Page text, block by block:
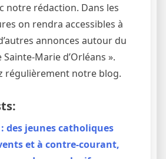
notre rédaction. Dans les
on rendra accessibles à
annonces autour du
Marie d’Orléans ».
régulièrement notre blog.
: des jeunes catholiques
et à contre-courant,